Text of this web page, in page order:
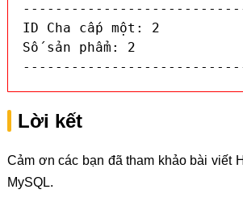
ID Cha cấp một: 2
Số sản phẩm: 2
Lời kết
Cảm ơn các bạn đã tham khảo bài viết
MySQL.